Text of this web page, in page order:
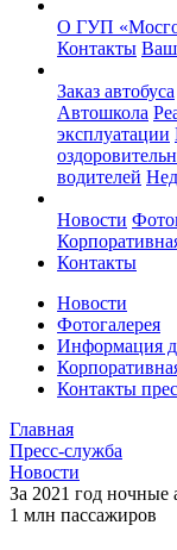
О ГУП
Контакты
Заказ автобуса
Автошкола
эксплуатации
водителей
Новости
Контакты
Новости
Фотогалерея
Информация
Контакты
Главная
Пресс-служба
Новости
За 2021 год ночные
1 млн пассажиров